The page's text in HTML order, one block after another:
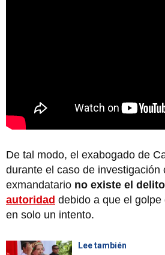
De tal modo, el exabogado de
durante el caso de investigación
exmandatario no existe el
autoridad debido a que el
en solo un intento.
Lee también